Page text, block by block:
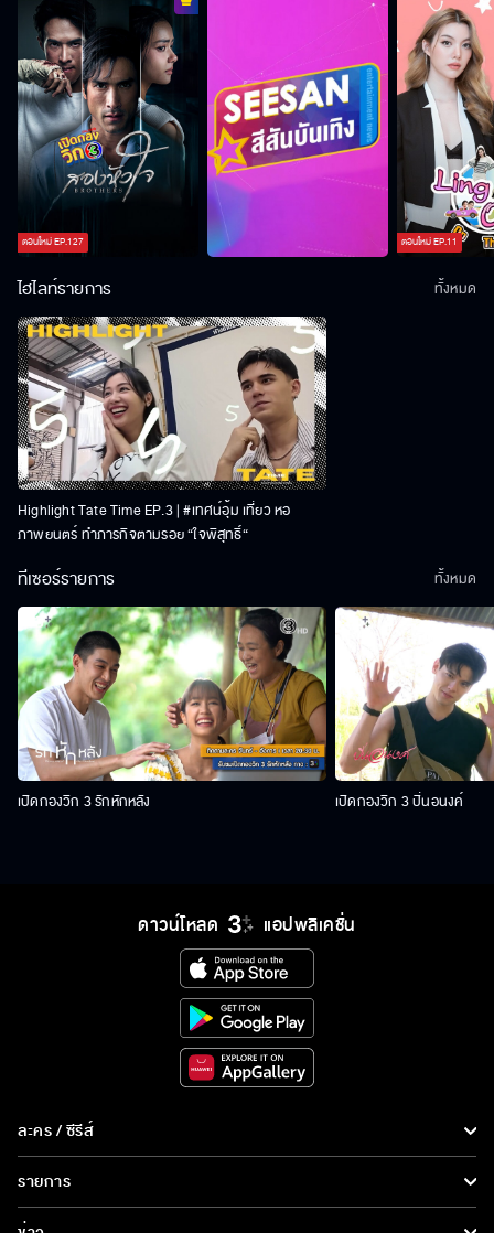
ตอนใหม่EP.127 ตอนใหม่EP.11
ไฮไลท์รายการ
Highlight Tate Time EP.3 | #เทศน์อุ้ม เที่ยว หอ
ภาพยนตร์ ทำภารกิจตามรอย “ใจพิสุทธิ์“
ทั้งหมด
ทีเซอร์รายการ
เปิดกองวิก 3 รักหักหลัง เปิดกองวิก 3 ปิ่นอนงค์
ทั้งหมด
ดาวน์โหลด แอปพลิเคชั่น
ละคร / ซีรีส์
ละคร/ซีรีส์
ซีรีส์นานาชาติ
รายการ
รายการทั้งหมด